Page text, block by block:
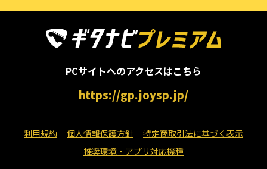
PCサイトへのアクセスはこちら
https://gp.joysp.jp/
利用規約 個人情報保護方針
特定商取引法に基づく表示
推奨環境・アプリ対応機種